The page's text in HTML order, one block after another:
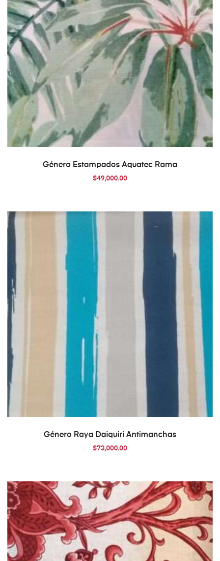
AÑADIR AL CARRITO
Género Estampados Aquatec Rama
$49,000.00
AÑADIR AL CARRITO
Género Raya Daiquiri Antimanchas
$73,000.00